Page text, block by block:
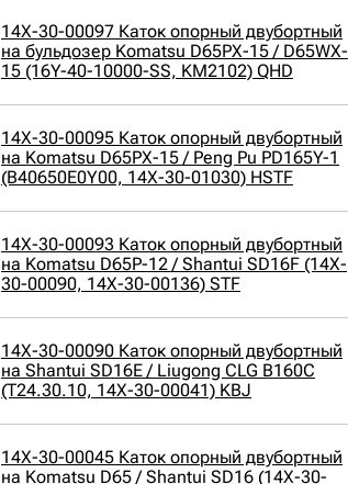
14X-30-00097 Каток опорный двубортный
на бульдозер Komatsu D65PX-15 / D65WX-
15 (16Y-40-10000-SS, KM2102) QHD
14X-30-00095 Каток опорный двубортный
на Komatsu D65PX-15 / Peng Pu PD165Y-1
(B40650E0Y00, 14X-30-01030) HSTF
14X-30-00093 Каток опорный двубортный
на Komatsu D65P-12 / Shantui SD16F (14X-
30-00090, 14X-30-00136) STF
14X-30-00090 Каток опорный двубортный
на Shantui SD16E / Liugong CLG B160C
(T24.30.10, 14X-30-00041) KBJ
14X-30-00045 Каток опорный двубортный
на Komatsu D65 / Shantui SD16 (14X-30-